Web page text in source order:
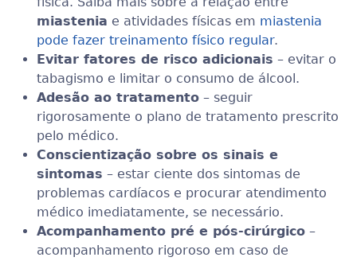
miastenia e atividades físicas em miastenia
pode fazer treinamento físico regular.
Evitar fatores de risco adicionais – evitar o
tabagismo e limitar o consumo de álcool.
Adesão ao tratamento – seguir
rigorosamente o plano de tratamento prescrito
pelo médico.
Conscientização sobre os sinais e
sintomas – estar ciente dos sintomas de
problemas cardíacos e procurar atendimento
médico imediatamente, se necessário.
Acompanhamento pré e pós-cirúrgico –
acompanhamento rigoroso em caso de